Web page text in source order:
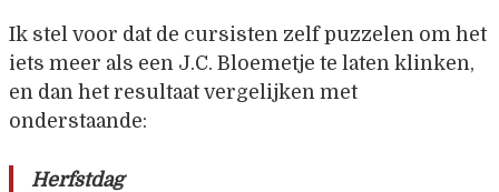
Ik stel voor dat de cursisten zelf puzzelen om het
iets meer als een J.C. Bloemetje te laten klinken,
en dan het resultaat vergelijken met
onderstaande:
Herfstdag